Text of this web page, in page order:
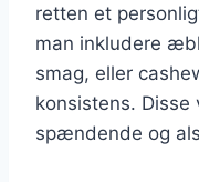
retten et
man inkludere
smag, eller
konsistens.
spændende og